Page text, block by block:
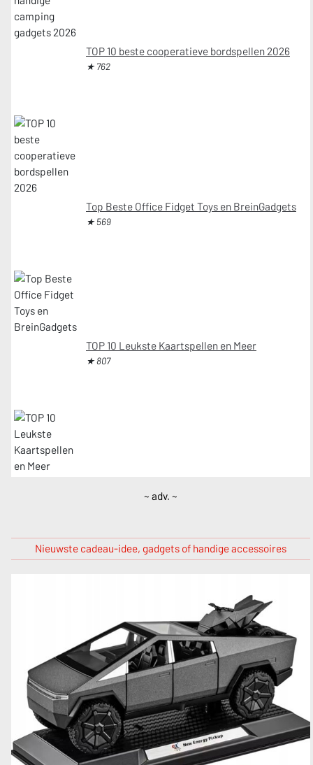
TOP 10 beste cooperatieve bordspellen 2026
★ 762
Top Beste Office Fidget Toys en BreinGadgets
★ 569
TOP 10 Leukste Kaartspellen en Meer
★ 807
~ adv. ~
Nieuwste cadeau-idee, gadgets of handige accessoires